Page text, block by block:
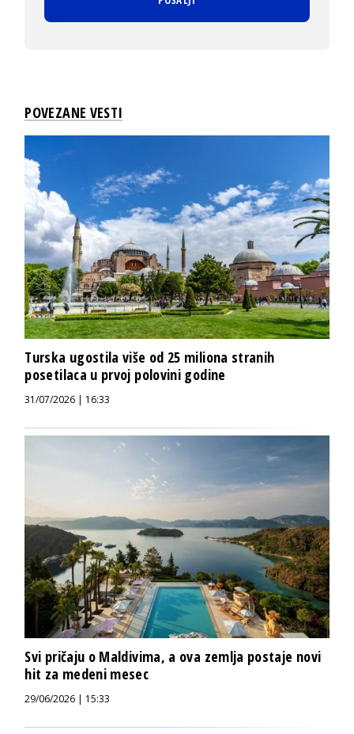
POVEZANE VESTI
Turska ugostila više od 25 miliona stranih
posetilaca u prvoj polovini godine
31/07/2026 | 16:33
Svi pričaju o Maldivima, a ova zemlja postaje novi
hit za medeni mesec
29/06/2026 | 15:33